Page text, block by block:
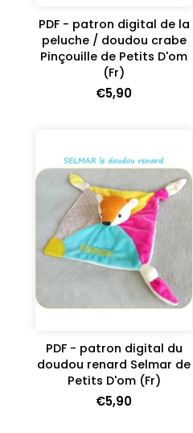
PDF - patron digital de la
peluche / doudou crabe
Pinçouille de Petits D'om
(Fr)
€5,90
PDF - patron digital du
doudou renard Selmar de
Petits D'om (Fr)
€5,90